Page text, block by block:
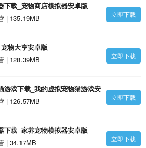
下载_宠物商店模拟器安卓版
| 135.19MB
立即下载
物大亨安卓版
| 128.39MB
立即下载
游戏下载_我的虚拟宠物猫游戏安
| 126.57MB 立即下载
下载_家养宠物模拟器安卓版
| 34.17MB
立即下载